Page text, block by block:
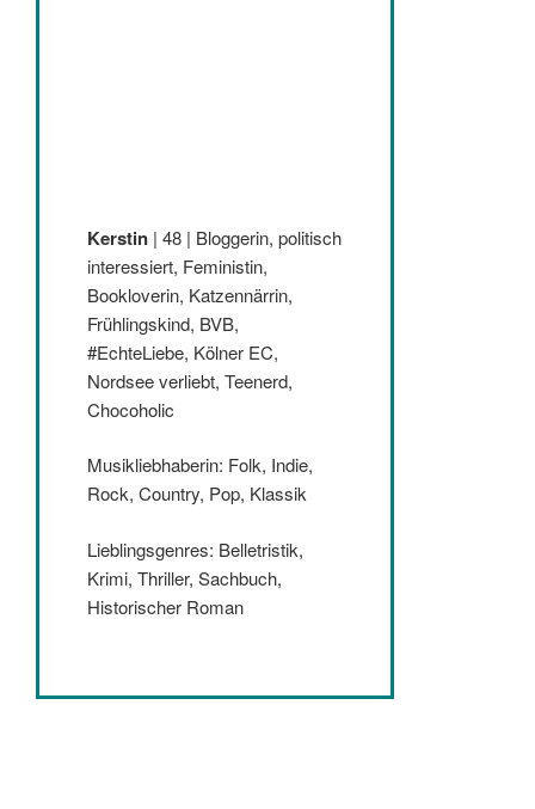
Kerstin | 48 | Bloggerin, politisch
interessiert, Feministin,
Bookloverin, Katzennärrin,
Frühlingskind, BVB,
#EchteLiebe, Kölner EC,
Nordsee verliebt, Teenerd,
Chocoholic
Musikliebhaberin: Folk, Indie,
Rock, Country, Pop, Klassik
Lieblingsgenres: Belletristik,
Krimi, Thriller, Sachbuch,
Historischer Roman